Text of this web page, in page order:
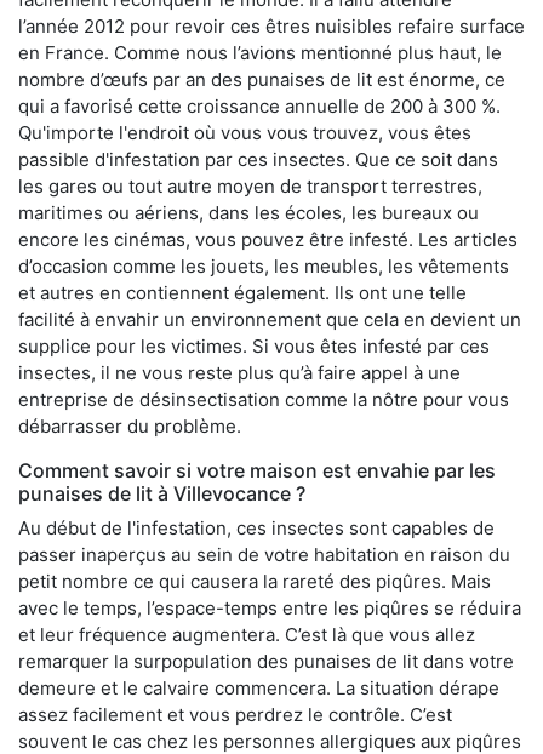
l’année 2012 pour revoir ces êtres nuisibles refaire surface
en France. Comme nous l’avions mentionné plus haut, le
nombre d’œufs par an des punaises de lit est énorme, ce
qui a favorisé cette croissance annuelle de 200 à 300 %.
Qu'importe l'endroit où vous vous trouvez, vous êtes
passible d'infestation par ces insectes. Que ce soit dans
les gares ou tout autre moyen de transport terrestres,
maritimes ou aériens, dans les écoles, les bureaux ou
encore les cinémas, vous pouvez être infesté. Les articles
d’occasion comme les jouets, les meubles, les vêtements
et autres en contiennent également. Ils ont une telle
facilité à envahir un environnement que cela en devient un
supplice pour les victimes. Si vous êtes infesté par ces
insectes, il ne vous reste plus qu’à faire appel à une
entreprise de désinsectisation comme la nôtre pour vous
débarrasser du problème.
Comment savoir si votre maison est envahie par les
punaises de lit à Villevocance ?
Au début de l'infestation, ces insectes sont capables de
passer inaperçus au sein de votre habitation en raison du
petit nombre ce qui causera la rareté des piqûres. Mais
avec le temps, l’espace-temps entre les piqûres se réduira
et leur fréquence augmentera. C’est là que vous allez
remarquer la surpopulation des punaises de lit dans votre
demeure et le calvaire commencera. La situation dérape
assez facilement et vous perdrez le contrôle. C’est
souvent le cas chez les personnes allergiques aux piqûres